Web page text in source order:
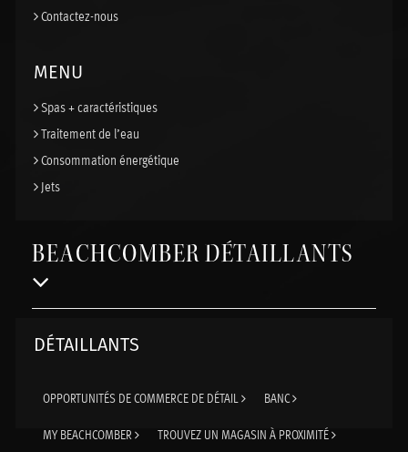
Contactez-nous
MENU
Spas + caractéristiques
Traitement de l’eau
Consommation énergétique
Jets
BEACHCOMBER DÉTAILLANTS
DÉTAILLANTS
OPPORTUNITÉS DE COMMERCE DE DÉTAIL
BANC
MY BEACHCOMBER
TROUVEZ UN MAGASIN À PROXIMITÉ